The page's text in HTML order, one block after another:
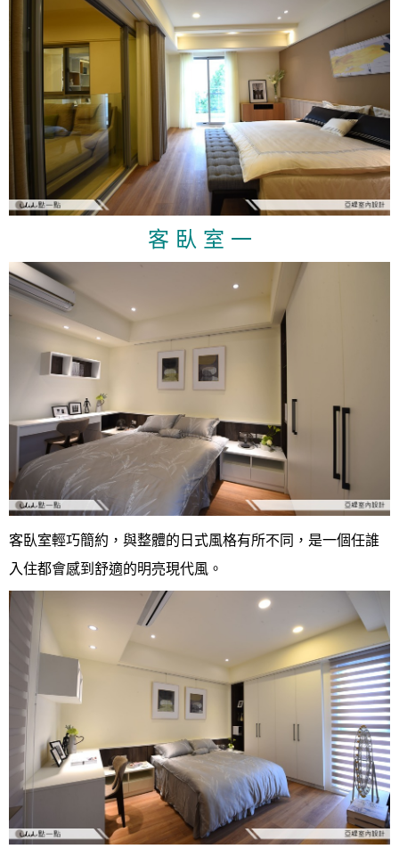
客 臥 室 一
客臥室輕巧簡約，與整體的日式風格有所不同，是一個任誰
入住都會感到舒適的明亮現代風。